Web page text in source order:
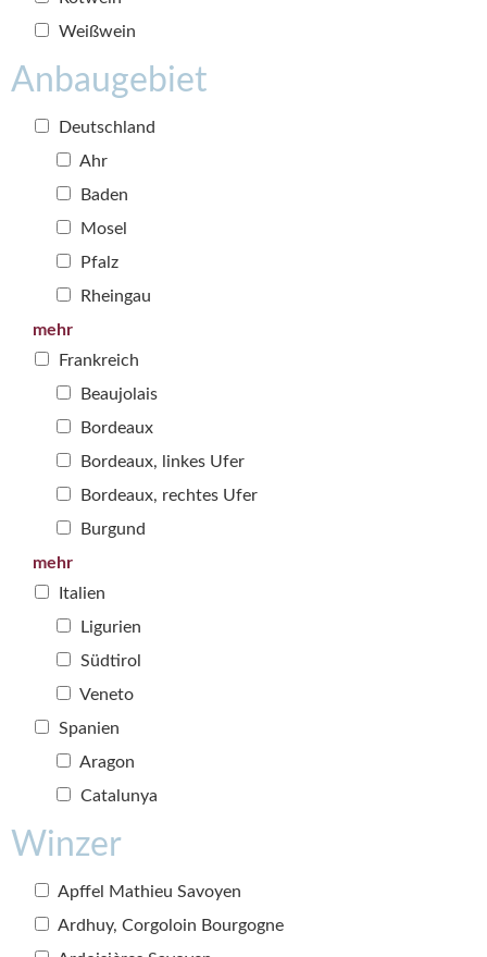
Weißwein
Anbaugebiet
Deutschland
Ahr
Baden
Mosel
Pfalz
Rheingau
mehr
Frankreich
Beaujolais
Bordeaux
Bordeaux, linkes Ufer
Bordeaux, rechtes Ufer
Burgund
mehr
Italien
Ligurien
Südtirol
Veneto
Spanien
Aragon
Catalunya
Winzer
Apffel Mathieu Savoyen
Ardhuy, Corgoloin Bourgogne